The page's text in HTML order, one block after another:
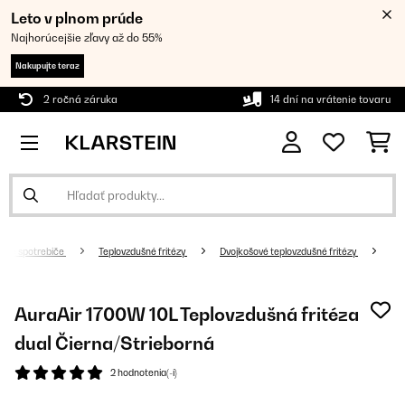
Leto v plnom prúde
Najhorúcejšie zľavy až do 55%
Nakupujte teraz
2 ročná záruka 14 dní na vrátenie tovaru
spotrebiče Teplovzdušné fritézy Dvojkošové teplovzdušné fritézy
AuraAir 1700W 10L Teplovzdušná fritéza
dual Čierna/Strieborná
2 hodnotenia(-í)